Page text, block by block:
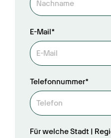
E-Mail*
Telefonnummer*
Für welche Stadt |